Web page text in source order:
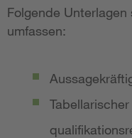
Folgende
umfassen: